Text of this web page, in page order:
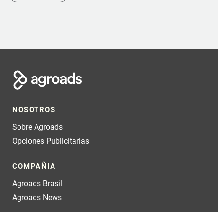
NOSOTROS
Sobre Agroads
Opciones Publicitarias
COMPAÑIA
Agroads Brasil
Agroads News